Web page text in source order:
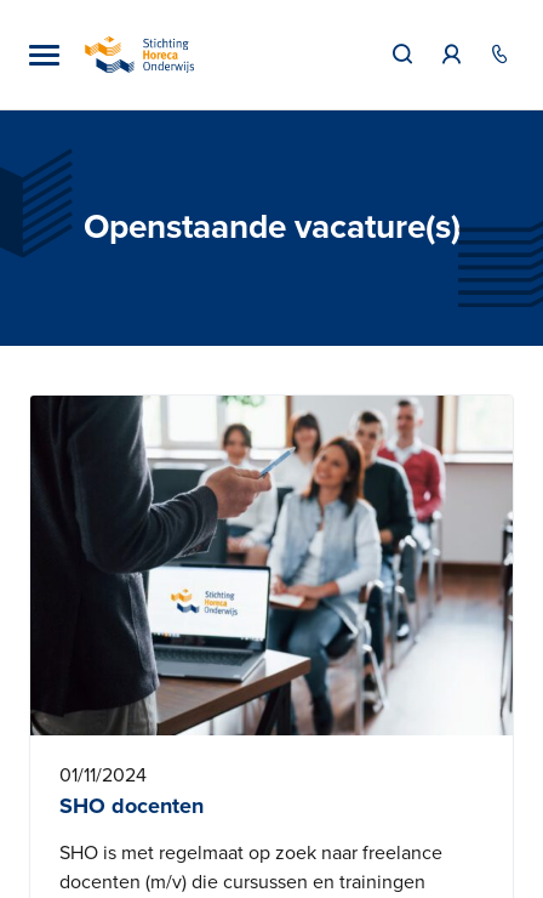
Openstaande vacature(s)
01/11/2024
SHO docenten
SHO is met regelmaat op zoek naar freelance
docenten (m/v) die cursussen en trainingen